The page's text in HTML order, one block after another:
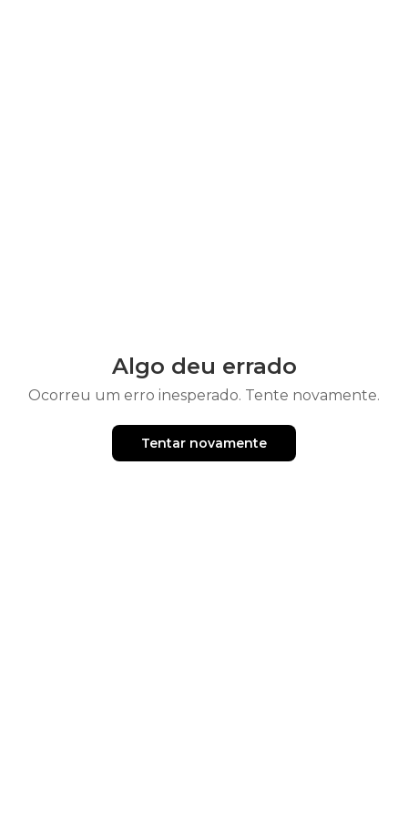
Algo deu errado
Ocorreu um erro inesperado. Tente novamente.
Tentar novamente